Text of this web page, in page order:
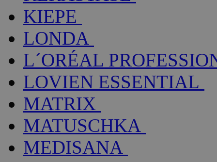
KIEPE
LONDA
L´ORÉAL
LOVIEN ESSENTIAL
MATRIX
MATUSCHKA
MEDISANA